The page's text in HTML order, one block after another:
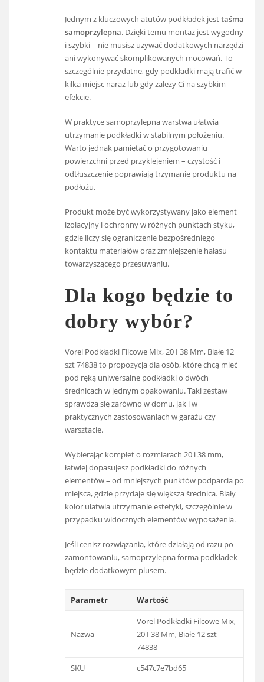
Jednym z kluczowych atutów podkładek jesttaśma
samoprzylepna. Dzięki temu montaż jest wygodny
i szybki – nie musisz używać dodatkowych narzędzi
ani wykonywać skomplikowanych mocowań. To
szczególnie przydatne, gdy podkładki mają trafić w
kilka miejsc naraz lub gdy zależy Ci na szybkim
efekcie.
W praktyce samoprzylepna warstwa ułatwia
utrzymanie podkładki w stabilnym położeniu.
Warto jednak pamiętać o przygotowaniu
powierzchni przed przyklejeniem – czystość i
odtłuszczenie poprawiają trzymanie produktu na
podłożu.
Produkt może być wykorzystywany jako element
izolacyjny i ochronny w różnych punktach styku,
gdzie liczy się ograniczenie bezpośredniego
kontaktu materiałów oraz zmniejszenie hałasu
towarzyszącego przesuwaniu.
Dla kogo będzie to
dobry wybór?
Vorel Podkładki Filcowe Mix, 20 I 38 Mm, Białe 12
szt 74838 to propozycja dla osób, które chcą mieć
pod ręką uniwersalne podkładki o dwóch
średnicach w jednym opakowaniu. Taki zestaw
sprawdza się zarówno w domu, jak i w
praktycznych zastosowaniach w garażu czy
warsztacie.
Wybierając komplet o rozmiarach 20 i 38 mm,
łatwiej dopasujesz podkładki do różnych
elementów – od mniejszych punktów podparcia po
miejsca, gdzie przydaje się większa średnica. Biały
kolor ułatwia utrzymanie estetyki, szczególnie w
przypadku widocznych elementów wyposażenia.
Jeśli cenisz rozwiązania, które działają od razu po
zamontowaniu, samoprzylepna forma podkładek
będzie dodatkowym plusem.
Parametr Wartość
Nazwa
Vorel Podkładki Filcowe Mix,
20 I 38 Mm, Białe 12 szt
74838
SKU
c547c7e7bd65